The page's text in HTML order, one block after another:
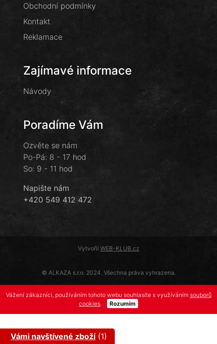
Obchodní podmínky
Kontakt
Reklamace
Zajímavé informace
Návody
Poradíme Vám
Ozvěte se nám
Po-Pá: 8 - 17 hod
So: 9 - 11 hod
Napište nám
+420 549 412 472
Vytvořil WEB-KLUB.cz
© ALKAZA s.r.o. 2024. Všechna práva vyhrazena.
Vážení zákazníci, používáním tohoto webu souhlasíte s využíváním souborů
cookies. Rozumím
Vámi navštívené zboží(1)